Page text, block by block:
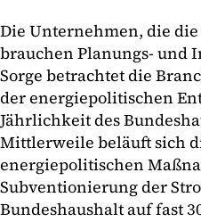
Die Unternehmen, die
brauchen Planungs- und
Sorge betrachtet die
der energiepolitischen
Jährlichkeit des
Mittlerweile beläuft sich
energiepolitischen
Subventionierung der
Bundeshaushalt auf fast